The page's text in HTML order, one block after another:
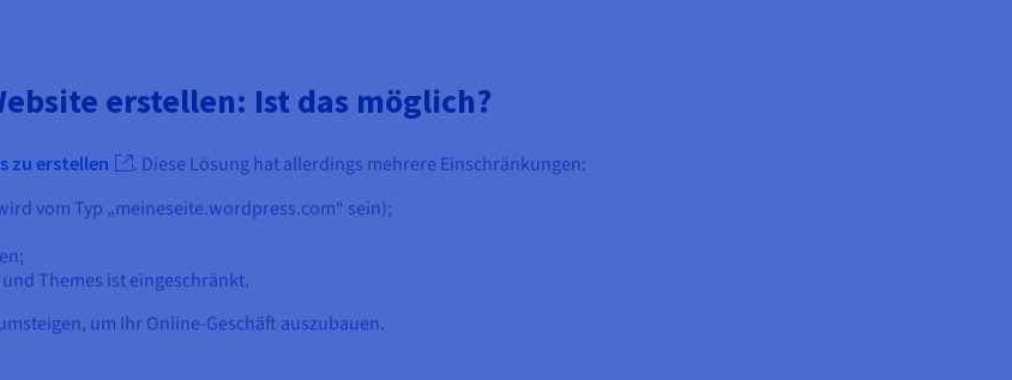
erstellen: Ist das möglich?
zu erstellen
. Diese Lösung hat allerdings mehrere Einschränkungen:
vom Typ „meineseite.wordpress.com“ sein);
Themes ist eingeschränkt.
um Ihr Online-Geschäft auszubauen.